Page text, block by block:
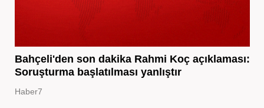
Bahçeli'den son dakika Rahmi Koç açıklaması:
Soruşturma başlatılması yanlıştır
Haber7